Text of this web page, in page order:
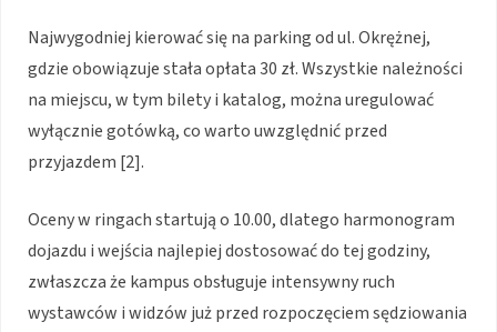
Najwygodniej kierować się na parking od ul. Okrężnej,
gdzie obowiązuje stała opłata 30 zł. Wszystkie należności
na miejscu, w tym bilety i katalog, można uregulować
wyłącznie gotówką, co warto uwzględnić przed
przyjazdem [2].
Oceny w ringach startują o 10.00, dlatego harmonogram
dojazdu i wejścia najlepiej dostosować do tej godziny,
zwłaszcza że kampus obsługuje intensywny ruch
wystawców i widzów już przed rozpoczęciem sędziowania